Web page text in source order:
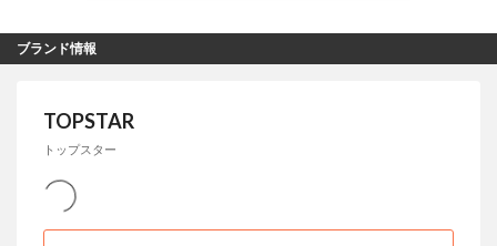
ブランド情報
TOPSTAR
トップスター